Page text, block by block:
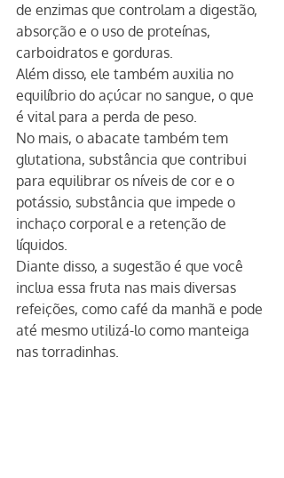
de enzimas que controlam a digestão,
absorção e o uso de proteínas,
carboidratos e gorduras.
Além disso, ele também auxilia no
equilíbrio do açúcar no sangue, o que
é vital para a perda de peso.
No mais, o abacate também tem
glutationa, substância que contribui
para equilibrar os níveis de cor e o
potássio, substância que impede o
inchaço corporal e a retenção de
líquidos.
Diante disso, a sugestão é que você
inclua essa fruta nas mais diversas
refeições, como café da manhã e pode
até mesmo utilizá-lo como manteiga
nas torradinhas.